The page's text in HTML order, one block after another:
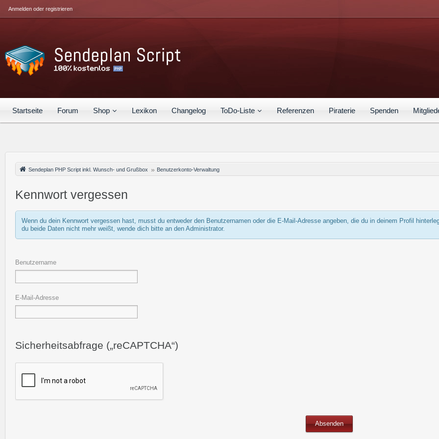
Startseite Forum Shop Lexikon Changelog ToDo-Liste Referenzen Piraterie Spenden
Anmelden oder registrieren
Sendeplan PHP Script inkl. Wunsch- und Grußbox Benutzerkonto-Verwaltung
Kennwort vergessen
Wenn du dein Kennwort vergessen hast, musst du entweder den Benutzernamen oder die E-Mail-Adresse angeben, die du in deinem Profil
du beide Daten nicht mehr weißt, wende dich bitte an den Administrator.
Benutzername
E-Mail-Adresse
Sicherheitsabfrage („reCAPTCHA“)